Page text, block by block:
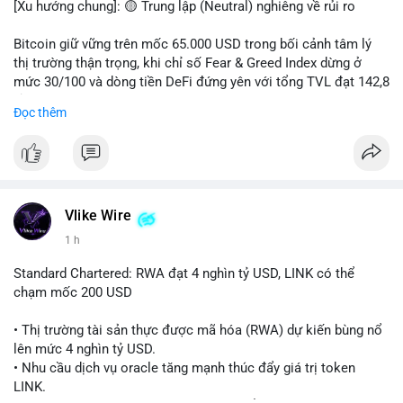
[Xu hướng chung]: 🟡 Trung lập (Neutral) nghiêng về rủi ro
Bitcoin giữ vững trên mốc 65.000 USD trong bối cảnh tâm lý
thị trường thận trọng, khi chỉ số Fear & Greed Index dừng ở
mức 30/100 và dòng tiền DeFi đứng yên với tổng TVL đạt 142,8
tăng gần 3% khi Iran-Oman hứa mở lại eo Hormuz, giảm lo ngại
lớn khác. Đáng chú ý, thanh lý Short chiếm tới 81,7% tổng 35,7
triệu USD thanh lý trong 24h, cho thấy phe bán đang yếu thế.
- DeFi & Công nghệ: Standard Chartered dự báo thị trường RWA
sẽ bùng nổ lên 4 nghìn tỷ USD, kéo theo giá trị token LINK có
hoàn tất thương vụ mua lại startup stablecoin BVNK trị giá 1,8
tỷ USD, đánh dấu bước tiến lớn trong thanh toán số.
- Quy định & Pháp lý: FCA Anh đang xây dựng khung pháp lý
Đọc thêm
Vlike Wire
1 h
Standard Chartered: RWA đạt 4 nghìn tỷ USD, LINK có thể
chạm mốc 200 USD
• Thị trường tài sản thực được mã hóa (RWA) dự kiến bùng nổ
lên mức 4 nghìn tỷ USD.
• Nhu cầu dịch vụ oracle tăng mạnh thúc đẩy giá trị token
LINK.